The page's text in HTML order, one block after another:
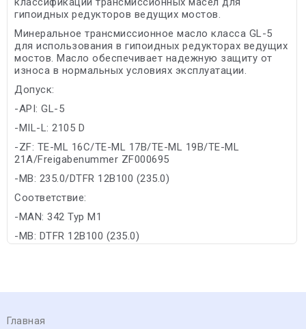
гипоидных редукторов ведущих мостов.
Минеральное трансмиссионное масло класса GL-5
для использования в гипоидных редукторах ведущих
мостов. Масло обеспечивает надежную защиту от
износа в нормальных условиях эксплуатации.
Допуск:
-API: GL-5
-MIL-L: 2105 D
-ZF: TE-ML 16C/TE-ML 17B/TE-ML 19B/TE-ML
21A/Freigabenummer ZF000695
-MB: 235.0/DTFR 12B100 (235.0)
Соответствие:
-MAN: 342 Typ M1
-MB: DTFR 12B100 (235.0)
Главная